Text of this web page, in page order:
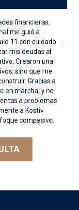
financieras,
me guió a
11 con cuidado
mis deudas al
Crearon una
sino que me
Gracias a
en marcha, y no
a problemas
a Kostiv
compasivo.